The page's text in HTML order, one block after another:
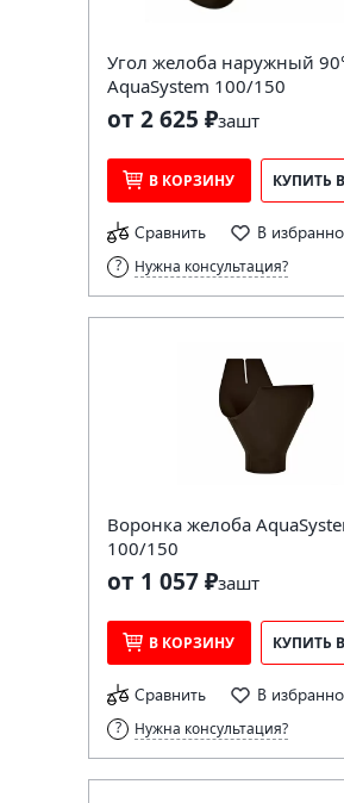
Угол желоба наружный
AquaSystem 100/150
от 2 625 ₽зашт
В КОРЗИНУ КУПИТЬ
Сравнить В
Нужна консультация?
Воронка желоба
100/150
от 1 057 ₽зашт
В КОРЗИНУ КУПИТЬ
Сравнить В
Нужна консультация?